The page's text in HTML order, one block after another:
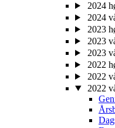
2024
2024
2023
2023
2023
2022
2022
2022